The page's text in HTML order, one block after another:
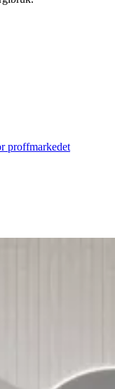
proffmarkedet